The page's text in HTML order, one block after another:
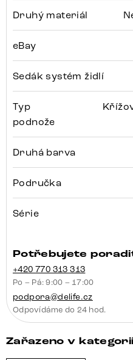
Druhý materiál
eBay
Sedák systém židlí
Typ
podnože
Druhá barva
Područka
Série
Potřebujete
+420 770 313 313
Po – Pá: 9:00 – 17:00
podpora@delife.cz
Odpovídáme do 24 hod.
Zařazeno v